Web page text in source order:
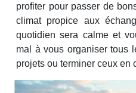
profiter pour passer de
climat propice aux
quotidien sera calme et
mal à vous organiser tous
projets ou terminer ceux en